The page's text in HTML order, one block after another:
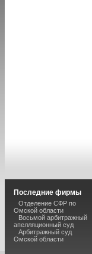
Последние фирмы
Отделение СФР по
Омской области
Восьмой арбитражный
апелляционный суд
Арбитражный суд
Омской области